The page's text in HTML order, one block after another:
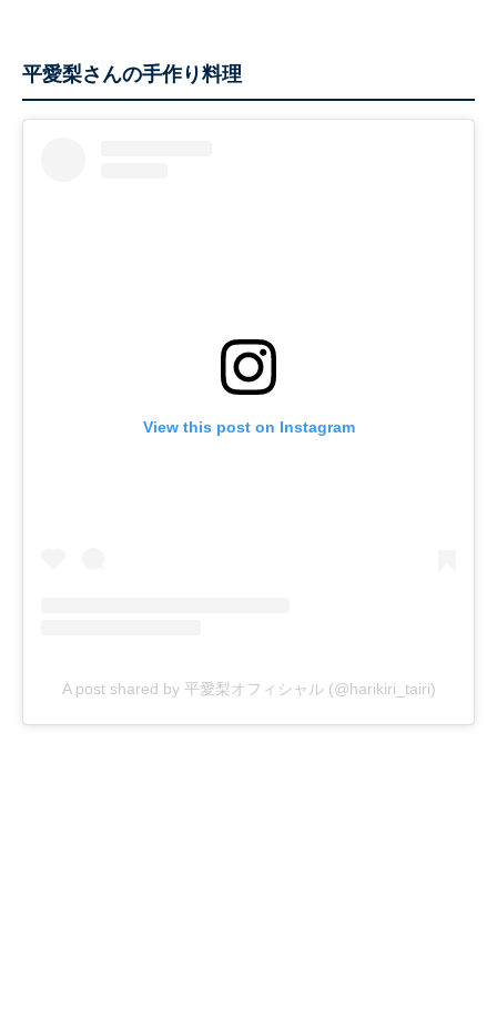
平愛梨さんの手作り料理
View this post on Instagram
A post shared by 平愛梨オフィシャル (@harikiri_tairi)